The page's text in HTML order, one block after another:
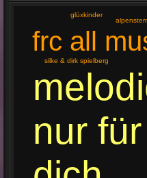
nur für
frc all
silke & dirk spielberg
glüxkinder